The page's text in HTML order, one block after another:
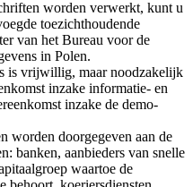
worden verwerkt, kunt u
toezichthoudende
van het Bureau voor de
in Polen.
is vrijwillig, maar noodzakelijk
inzake informatie- en
inzake de demo-
worden doorgegeven aan de
banken, aanbieders van snelle
waartoe de